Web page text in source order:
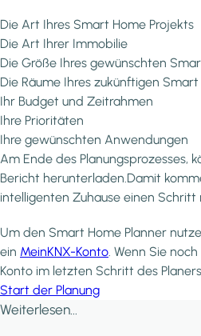
Die Art Ihres Smart Home Projekts
Die Art Ihrer Immobilie
Die Größe Ihres gewünschten
Die Räume Ihres zukünftigen
Ihr Budget und Zeitrahmen
Ihre Prioritäten
Ihre gewünschten Anwendungen
Am Ende des Planungsprozesses,
Bericht herunterladen.Damit
intelligenten Zuhause einen Schritt
Um den Smart Home Planner
ein MeinKNX-Konto. Wenn Sie
Konto im letzten Schritt des
Start der Planung
Weiterlesen...